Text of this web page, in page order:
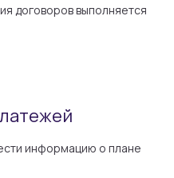
договоров выполняется
информацию о плане